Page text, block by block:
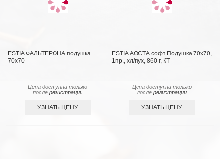
ESTIA ФАЛЬТЕРОНА подушка
70х70
Цена доступна только
послерегистрации
УЗНАТЬ ЦЕНУ
ESTIA АОСТА софт Подушка 70х70,
1пр., хл/пух, 860 г, КТ
Цена доступна только
послерегистрации
УЗНАТЬ ЦЕНУ